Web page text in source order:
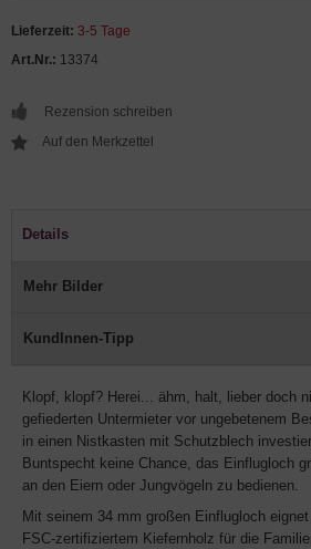
Lieferzeit: 3-5 Tage
Art.Nr.: 13374
Rezension schreiben
Details
Mehr Bilder
KundInnen-Tipp
Klopf, klopf? Herei... ähm, halt, lieber doch
gefiederten Untermieter vor ungebetenem
in einen Nistkasten mit Schutzblech
Buntspecht keine Chance, das Einflugloch
an den Eiern oder Jungvögeln zu bedienen.
Mit seinem 34 mm großen Einflugloch
FSC-zertifiziertem Kiefernholz für die